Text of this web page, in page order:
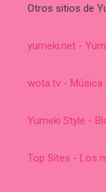
Otros sitios de
yumeki.net -
wota.tv - Música
Yumeki Style -
Top Sites - Los